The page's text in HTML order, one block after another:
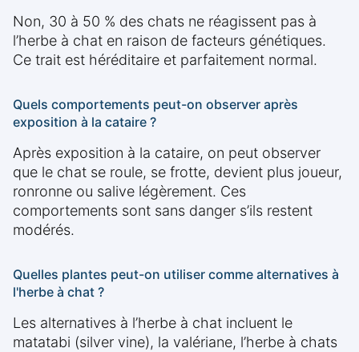
Non, 30 à 50 % des chats ne réagissent pas à
l’herbe à chat en raison de facteurs génétiques.
Ce trait est héréditaire et parfaitement normal.
Quels comportements peut-on observer après
exposition à la cataire ?
Après exposition à la cataire, on peut observer
que le chat se roule, se frotte, devient plus joueur,
ronronne ou salive légèrement. Ces
comportements sont sans danger s’ils restent
modérés.
Quelles plantes peut-on utiliser comme alternatives à
l'herbe à chat ?
Les alternatives à l’herbe à chat incluent le
matatabi (silver vine), la valériane, l’herbe à chats